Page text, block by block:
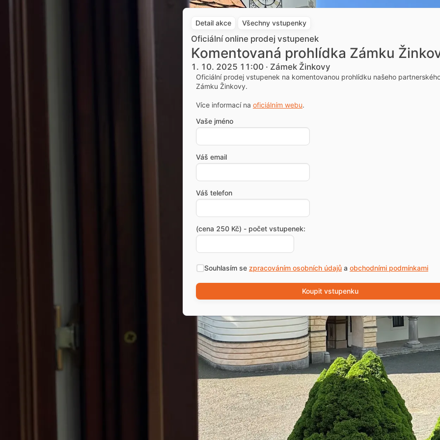
Detail akce Všechny vstupenky
Oficiální online prodej vstupenek
Komentovaná prohlídka Zámku
1. 10. 2025 11:00 · Zámek Žinkovy
Oficiální prodej vstupenek na komentovanou prohlídku našeho
Zámku Žinkovy.
Více informací na oficiálním webu.
Vaše jméno
Váš email
Váš telefon
(cena 250 Kč) - počet vstupenek:
Souhlasím se zpracováním osobních údajů a obchodními podmínkami
Koupit vstupenku